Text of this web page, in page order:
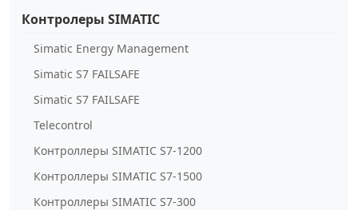
Контролеры SIMATIC
Simatic Energy Management
Simatic S7 FAILSAFE
Simatic S7 FAILSAFE
Telecontrol
Контроллеры SIMATIC S7-1200
Контроллеры SIMATIC S7-1500
Контроллеры SIMATIC S7-300